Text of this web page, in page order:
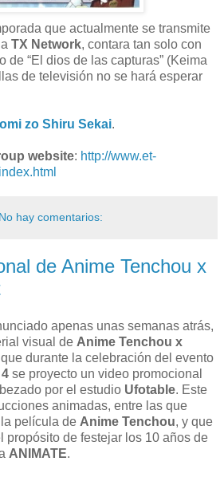
que actualmente se transmite
TX Network, contara tan solo con
de “El dios de las capturas” (Keima
de televisión no se hará esperar
zo Shiru Sekai.
website: http://www.et-
No hay comentarios:
de Anime Tenchou x
apenas unas semanas atrás,
visual de Anime Tenchou x
durante la celebración del evento
se proyecto un video promocional
por el estudio Ufotable. Este
animadas, entre las que
película de Anime Tenchou, y que
propósito de festejar los 10 años de
ANIMATE.